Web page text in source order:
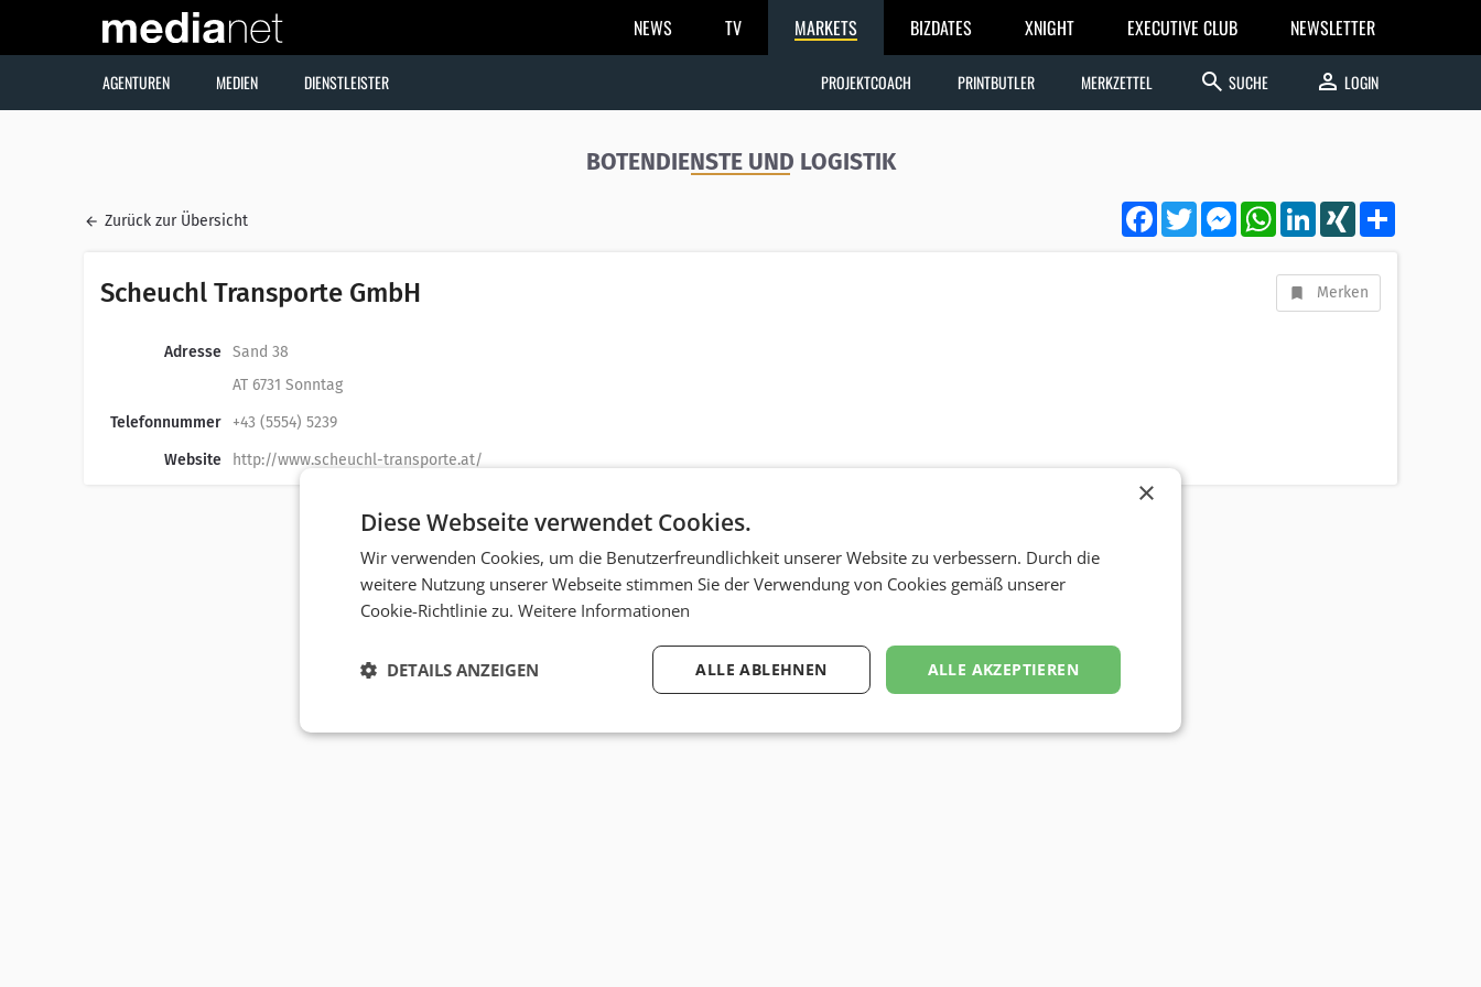
NEWS TV MARKETS BIZDATES XNIGHT EXECUTIVE CLUB NEWSLETTER
AGENTUREN MEDIEN DIENSTLEISTER PROJEKTCOACH PRINTBUTLER MERKZETTEL search SUCHE person LOGIN
BOTENDIENSTE UND LOGISTIK
Zurück zur Übersicht
FacebookTwitterMessengerWhatsApp
LinkedInXING
Scheuchl Transporte GmbH Merken
Adresse Sand 38
AT 6731 Sonntag
Telefonnummer
+43 (5554) 5239
Website
http://www.scheuchl-transporte.at/
×
Diese Webseite verwendet Cookies.
Wir verwenden Cookies, um die Benutzerfreundlichkeit unserer Website zu verbessern. Durch die
weitere Nutzung unserer Webseite stimmen Sie der Verwendung von Cookies gemäß unserer
Cookie-Richtlinie zu. Weitere Informationen
ALLE AKZEPTIEREN
ALLE ABLEHNEN
DETAILS ANZEIGEN